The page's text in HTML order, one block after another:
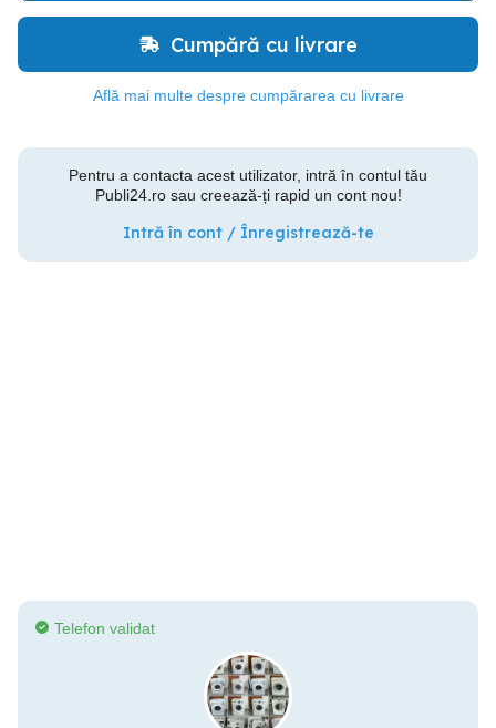
Cumpără cu livrare
Află mai multe despre cumpărarea cu livrare
Pentru a contacta acest utilizator, intră în contul tău
Publi24.ro sau creează-ți rapid un cont nou!
Intră în cont / Înregistrează-te
Telefon validat